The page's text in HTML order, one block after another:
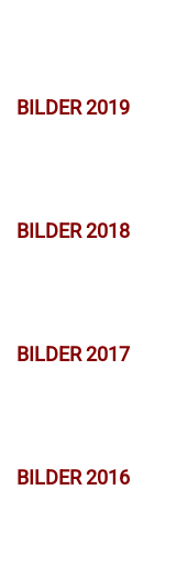
BILDER 2019
BILDER 2018
BILDER 2017
BILDER 2016